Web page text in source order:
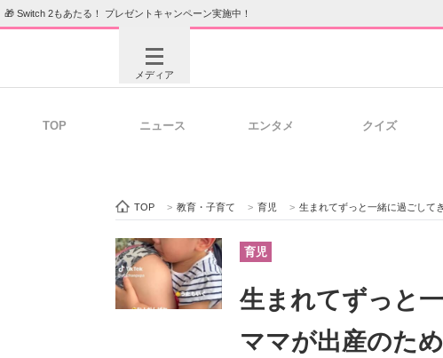
🎁 Switch 2もあたる！ プレゼントキャンペーン実施中！
メディア
ビジネスと働き方のヒント
企業向けIT製品の総合
TOP ニュース エンタメ クイズ
TOP > 教育・子育て > 育児 > 生まれてずっと一緒に過ごしてきた
育児
生まれてずっと
ママが出産の